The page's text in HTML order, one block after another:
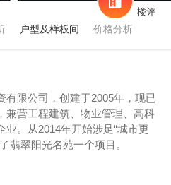
楼评
户型及样板间 价格分析
有限公司，创建于2005年，现已
兼营工程建筑、物业管理、高科
。从2014年开始涉足“城市更
翡翠阳光名苑一个项目。